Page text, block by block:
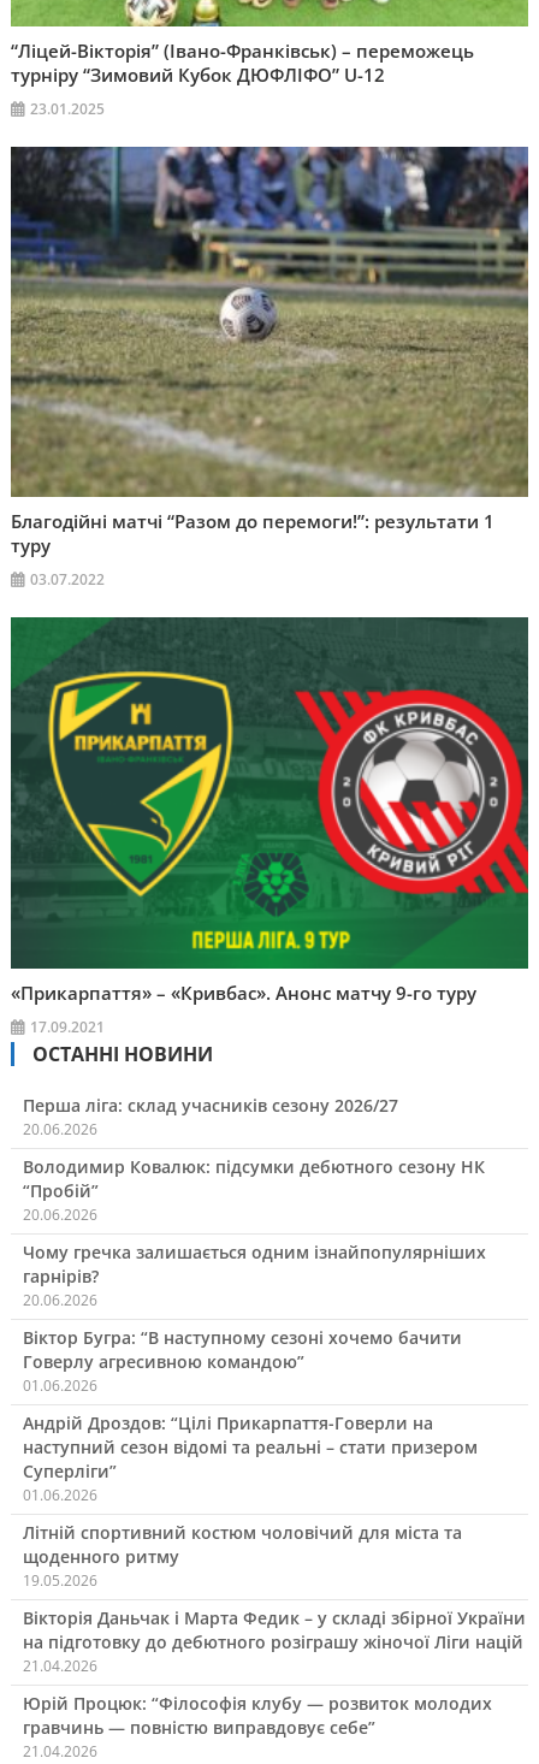
“Ліцей-Вікторія” (Івано-Франківськ) – переможець
турніру “Зимовий Кубок ДЮФЛІФО” U-12
23.01.2025
Благодійні матчі “Разом до перемоги!”: результати 1
туру
03.07.2022
«Прикарпаття» – «Кривбас». Анонс матчу 9-го туру
17.09.2021
ОСТАННІ НОВИНИ
Перша ліга: склад учасників сезону 2026/27
20.06.2026
Володимир Ковалюк: підсумки дебютного сезону НК
“Пробій”
20.06.2026
Чому гречка залишається одним ізнайпопулярніших
гарнірів?
20.06.2026
Віктор Бугра: “В наступному сезоні хочемо бачити
Говерлу агресивною командою”
01.06.2026
Андрій Дроздов: “Цілі Прикарпаття-Говерли на
наступний сезон відомі та реальні – стати призером
Суперліги”
01.06.2026
Літній спортивний костюм чоловічий для міста та
щоденного ритму
19.05.2026
Вікторія Даньчак і Марта Федик – у складі збірної України
на підготовку до дебютного розіграшу жіночої Ліги націй
21.04.2026
Юрій Процюк: “Філософія клубу — розвиток молодих
гравчинь — повністю виправдовує себе”
21.04.2026